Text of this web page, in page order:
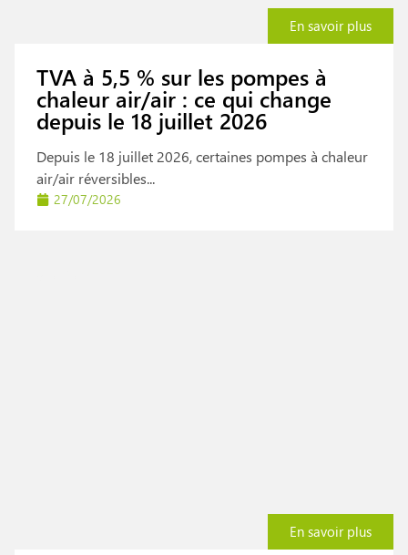
En savoir plus
TVA à 5,5 % sur les pompes à
chaleur air/air : ce qui change
depuis le 18 juillet 2026
Depuis le 18 juillet 2026, certaines pompes à chaleur
air/air réversibles...
27/07/2026
En savoir plus